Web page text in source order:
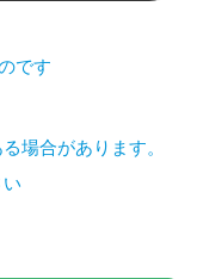
です
場合があります。